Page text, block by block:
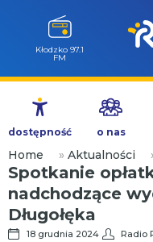
Przejdź
treści
Kłodzko 97.1
FM
dostępność o nas
Home » Aktualności
Spotkanie
nadchodzące
Długołęka
18 grudnia 2024 Radio